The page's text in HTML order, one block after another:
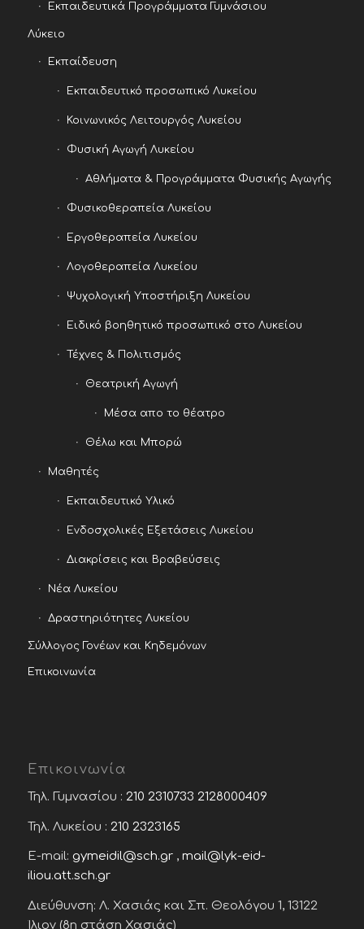
Εκπαιδευτικά Προγράμματα Γυμνάσιου
Λύκειο
Εκπαίδευση
Εκπαιδευτικό προσωπικό Λυκείου
Κοινωνικός Λειτουργός Λυκείου
Φυσική Αγωγή Λυκείου
Αθλήματα & Προγράμματα Φυσικής Αγωγής
Φυσικοθεραπεία Λυκείου
Εργοθεραπεία Λυκείου
Λογοθεραπεία Λυκείου
Ψυχολογική Υποστήριξη Λυκείου
Ειδικό βοηθητικό προσωπικό στο Λυκείου
Τέχνες & Πολιτισμός
Θεατρική Αγωγή
Μέσα απο το θέατρο
Θέλω και Μπορώ
Μαθητές
Εκπαιδευτικό Υλικό
Ενδοσχολικές Εξετάσεις Λυκείου
Διακρίσεις και Βραβεύσεις
Νέα Λυκείου
Δραστηριότητες Λυκείου
Σύλλογος Γονέων και Κηδεμόνων
Επικοινωνία
Επικοινωνία
Τηλ. Γυμνασίου : 210 2310733 2128000409
Τηλ. Λυκείου : 210 2323165
E-mail: gymeidil@sch.gr, mail@lyk-eid-
iliou.att.sch.gr
Διεύθυνση: Λ. Χασιάς και Σπ. Θεολόγου 1, 13122
Ίλιον (8η στάση Χασιάς)